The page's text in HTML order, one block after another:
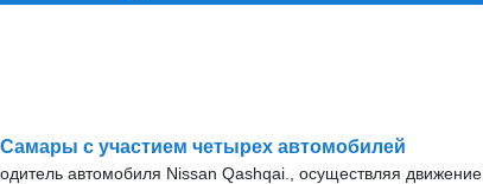
с участием четырех автомобилей
автомобиля Nissan Qashqai., осуществляя движение